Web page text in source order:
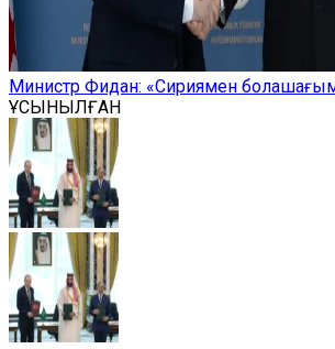
Министр Фидан: «Сириямен
ҰСЫНЫЛҒАН